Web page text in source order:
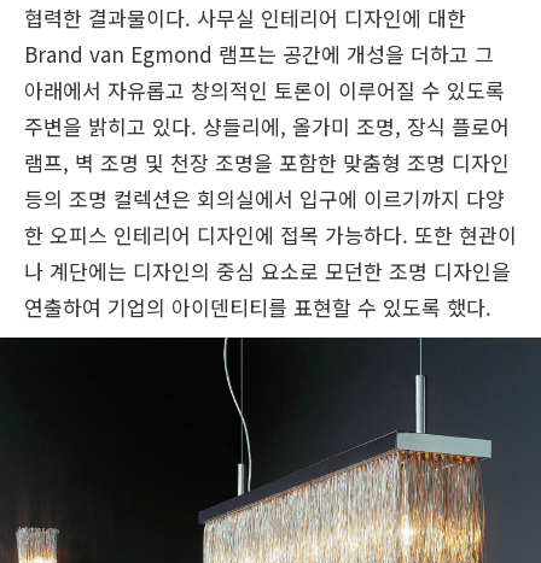
협력한 결과물이다. 사무실 인테리어 디자인에 대한
Brand van Egmond 램프는 공간에 개성을 더하고 그
아래에서 자유롭고 창의적인 토론이 이루어질 수 있도록
주변을 밝히고 있다. 샹들리에, 올가미 조명, 장식 플로어
램프, 벽 조명 및 천장 조명을 포함한 맞춤형 조명 디자인
등의 조명 컬렉션은 회의실에서 입구에 이르기까지 다양
한 오피스 인테리어 디자인에 접목 가능하다. 또한 현관이
나 계단에는 디자인의 중심 요소로 모던한 조명 디자인을
연출하여 기업의 아이덴티티를 표현할 수 있도록 했다.